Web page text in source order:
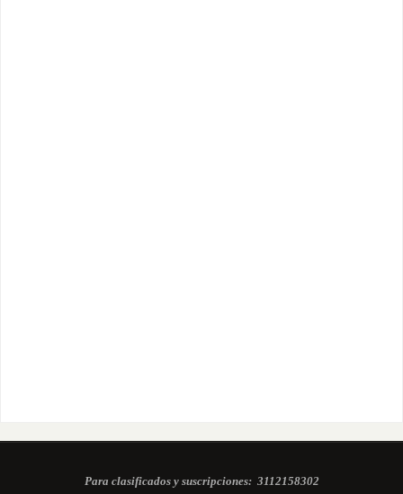
Para clasificados y suscripciones: 3112158302